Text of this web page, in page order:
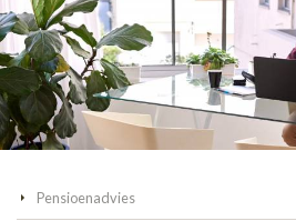
Pensioenadvies